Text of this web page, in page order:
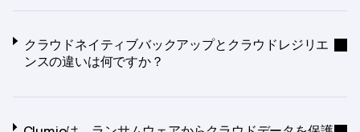
クラウドネイティブバックアップとクラウドレジリエ
ンスの違いは何ですか？